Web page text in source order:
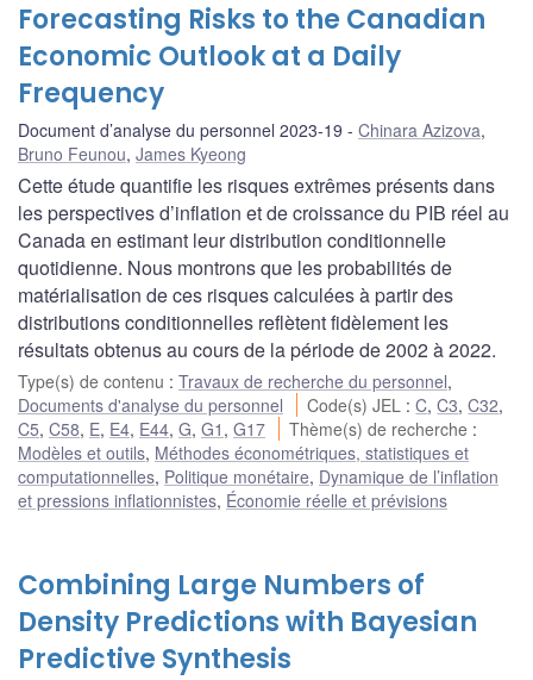
Forecasting Risks to the Canadian
Economic Outlook at a Daily
Frequency
Document d’analyse du personnel 2023-19 Chinara Azizova,
Bruno Feunou, James Kyeong
Cette étude quantifie les risques extrêmes présents dans
les perspectives d’inflation et de croissance du PIB réel au
Canada en estimant leur distribution conditionnelle
quotidienne. Nous montrons que les probabilités de
matérialisation de ces risques calculées à partir des
distributions conditionnelles reflètent fidèlement les
résultats obtenus au cours de la période de 2002 à 2022.
Type(s) de contenu : Travaux de recherche du personnel,
Documents d'analyse du personnel
Code(s) JEL :C,C3,C32,
C5, C58, E, E4, E44, G, G1 , G17 Thème(s) de recherche :
Modèles et outils, Méthodes économétriques, statistiques et
computationnelles, Politique monétaire, Dynamique de l’inflation
et pressions inflationnistes, Économie réelle et prévisions
Combining Large Numbers of
Density Predictions with Bayesian
Predictive Synthesis